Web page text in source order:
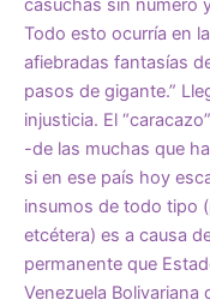
Todo esto ocurría en
afiebradas fantasías
pasos de gigante.”
injusticia. El
-de las muchas que
si en ese país hoy
insumos de todo tipo
etcétera) es a causa
permanente que
Venezuela